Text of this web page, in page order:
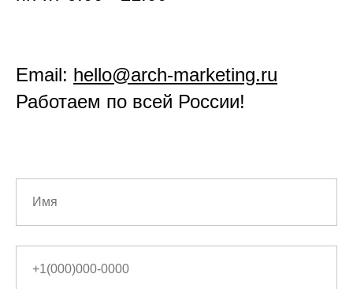
Email: hello@arch-marketing.ru
Работаем по всей России!